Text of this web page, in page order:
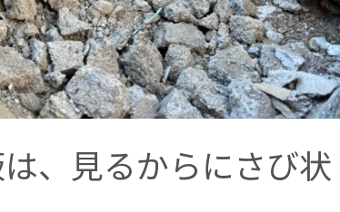
、見るからにさび状